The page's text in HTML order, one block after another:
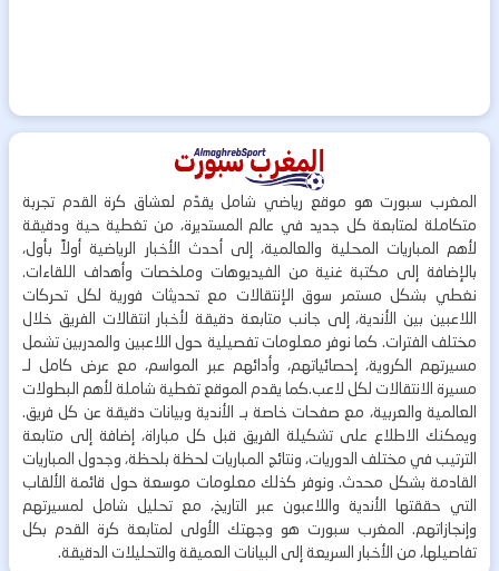
المغرب سبورت هو موقع رياضي شامل يقدّم لعشاق كرة القدم تجربة
متكاملة لمتابعة كل جديد في عالم المستديرة، من تغطية حية ودقيقة
لأهم المباريات المحلية والعالمية، إلى أحدث الأخبار الرياضية أولاً بأول،
بالإضافة إلى مكتبة غنية من الفيديوهات وملخصات وأهداف اللقاءات.
نغطي بشكل مستمر سوق الإنتقالات مع تحديثات فورية لكل تحركات
اللاعبين بين الأندية، إلى جانب متابعة دقيقة لأخبار انتقالات الفريق خلال
مختلف الفترات. كما نوفر معلومات تفصيلية حول اللاعبين والمدربين تشمل
مسيرتهم الكروية، إحصائياتهم، وأدائهم عبر المواسم، مع عرض كامل لـ
مسيرة الانتقالات لكل لاعب.كما يقدم الموقع تغطية شاملة لأهم البطولات
العالمية والعربية، مع صفحات خاصة بـ الأندية وبيانات دقيقة عن كل فريق.
ويمكنك الاطلاع على تشكيلة الفريق قبل كل مباراة، إضافة إلى متابعة
الترتيب في مختلف الدوريات، ونتائج المباريات لحظة بلحظة، وجدول المباريات
القادمة بشكل محدث. ونوفر كذلك معلومات موسعة حول قائمة الألقاب
التي حققتها الأندية واللاعبون عبر التاريخ، مع تحليل شامل لمسيرتهم
وإنجازاتهم. المغرب سبورت هو وجهتك الأولى لمتابعة كرة القدم بكل
تفاصيلها، من الأخبار السريعة إلى البيانات العميقة والتحليلات الدقيقة.